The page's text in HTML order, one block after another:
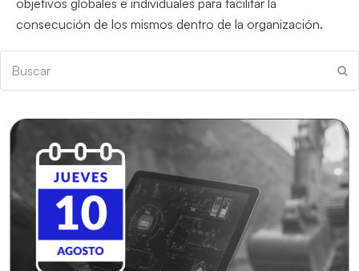
consecución de los mismos dentro de la organización.